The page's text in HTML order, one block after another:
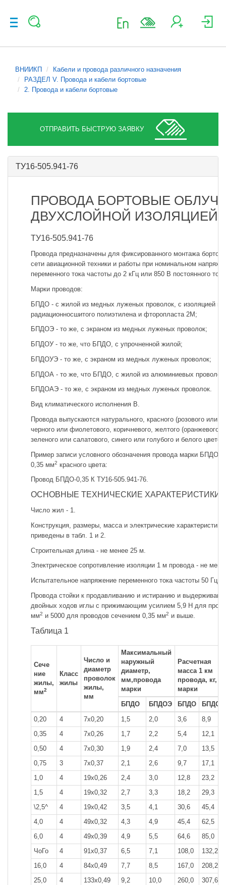
ВНИИКП
Кабели и провода различного назначения
РАЗДЕЛ V. Провода и кабели бортовые
2. Провода и кабели бортовые
ОТПРАВИТЬ БЫСТРУЮ ЗАЯВКУ
ТУ16-505.941-76
ПРОВОДА БОРТОВЫЕ
ДВУХСЛОЙНОЙ ИЗОЛЯЦИЕЙ
ТУ16-505.941-76
Провода предназначены для фиксированного монтажа
сети авиационной техники и работы при номинальном
переменного тока частоты до 2 кГц или 850 В постоянного
Марки проводов:
БПДО - с жилой из медных луженых проволок, с изоляцией из
радиационносшитого полиэтилена и фторопласта 2М;
БПДОЭ - то же, с экраном из медных луженых проволок;
БПДОУ - то же, что БПДО, с упрочненной жилой;
БПДОУЭ - то же, с экраном из медных луженых проволок;
БПДОА - то же, что БПДО, с жилой из алюминиевых проволок;
БПДОАЭ - то же, с экраном из медных луженых проволок.
Вид климатического исполнения В.
Провода выпускаются натурального, красного (розового или
черного или фиолетового, коричневого, желтого (оранжевого
зеленого или салатового, синего или голубого и белого цветов.
Пример записи условного обозначения провода марки БПДО
0,35 мм2 красного цвета:
Провод БПДО-0,35 К ТУ16-505.941-76.
ОСНОВНЫЕ ТЕХНИЧЕСКИЕ ХАРАКТЕРИСТИКИ
Число жил - 1.
Конструкция, размеры, масса и электрические
приведены в табл. 1 и 2.
Строительная длина - не менее 25 м.
Электрическое сопротивление изоляции 1 м провода - не
Испытательное напряжение переменного тока частоты 50 Гц -
Провода стойки к продавливанию и истиранию и
двойных ходов иглы с прижимающим усилием 5,9 Н для
мм2 и 5000 для проводов сечением 0,35 мм2 и выше.
Таблица 1
Сече
ние
жилы,
мм2
Класс
жилы
Число и
диаметр
проволок
жилы,
мм
Максимальный
наружный
диаметр,
мм,провода
марки
Расчетная
масса 1 км
провода, кг,
марки
БПДО
БПДОЭ БПДО
БПДОЭ
0,20
4 7x0,20 1,5 2,0 3,6
8,9
0,35
4 7x0,26 1,7 2,2 5,4
12,1
0,50
4 7x0,30 1,9 2,4 7,0
13,5
0,75
3 7x0,37 2,1 2,6 9,7
17,1
1,0
4 19x0,26 2,4 3,0 12,8
23,2
1,5
4 19x0,32 2,7 3,3 18,2
29,3
\2,5^
4 19x0,42 3,5 4,1 30,6
45,4
4,0
4 49x0,32 4,3 4,9 45,4
62,5
6,0
4 49x0,39 4,9 5,5 64,6
85,0
ЧоГо
4 91x0,37 6,5 7,1 108,0
132,2
16,0
4 84x0,49 7,7 8,5 167,0
208,2
25,0
4 133x0,49 9,2 10,0 260,0
307,6